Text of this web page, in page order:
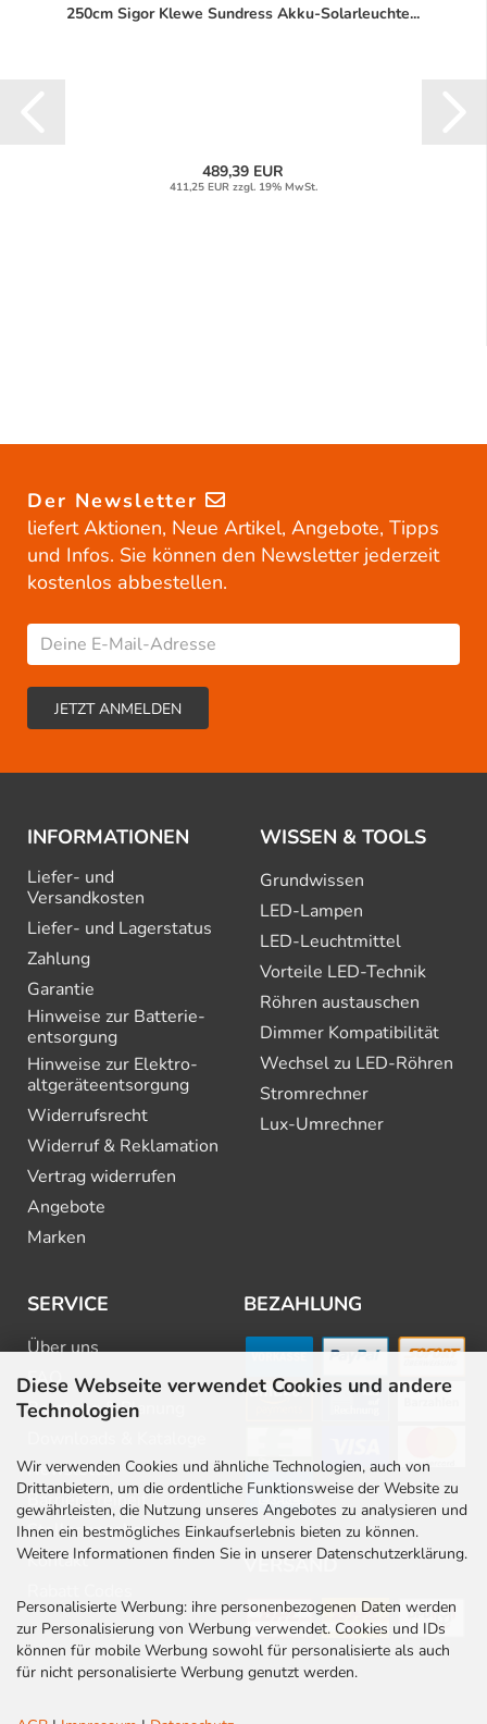
Diese Webseite verwendet Cookies und andere
Technologien
Wir verwenden Cookies und ähnliche Technologien, auch von
Drittanbietern, um die ordentliche Funktionsweise der Website zu
gewährleisten, die Nutzung unseres Angebotes zu analysieren und
Ihnen ein bestmögliches Einkaufserlebnis bieten zu können.
Weitere Informationen finden Sie in unserer Datenschutzerklärung.
Personalisierte Werbung: ihre personenbezogenen Daten werden
zur Personalisierung von Werbung verwendet. Cookies und IDs
können für mobile Werbung sowohl für personalisierte als auch
für nicht personalisierte Werbung genutzt werden.
250cm Sigor Klewe Sundress Akku-Solarleuchte...
489,39 EUR
411,25 EUR zzgl. 19% MwSt.
Der Newsletter
liefert Aktionen, Neue Artikel, Angebote, Tipps
und Infos. Sie können den Newsletter jederzeit
kostenlos abbestellen.
INFORMATIONEN
Liefer- und
Versandkosten
Liefer- und Lagerstatus
Zahlung
Garantie
Hinweise zur Batterie­
entsorgung
Hinweise zur Elektro­
altgeräte­entsorgung
Widerrufsrecht
Widerruf & Reklamation
Vertrag widerrufen
Angebote
Marken
WISSEN & TOOLS
Grundwissen
LED-Lampen
LED-Leuchtmittel
Vorteile LED-Technik
Röhren austauschen
Dimmer Kompatibilität
Wechsel zu LED-Röhren
Stromrechner
Lux-Umrechner
SERVICE
Über uns
FAQ
Beratung & Planung
Newsletter
Barrierefreiheit
Stellenangebote
Kontakt
BEZAHLUNG
VERSAND